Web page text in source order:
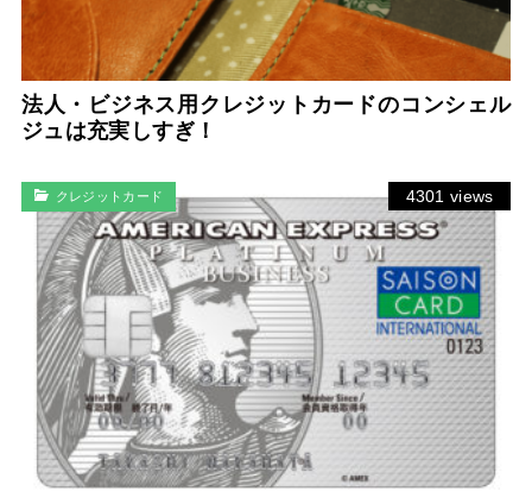
法人・ビジネス用クレジットカードのコンシェル
ジュは充実しすぎ！
クレジットカード 4301 views